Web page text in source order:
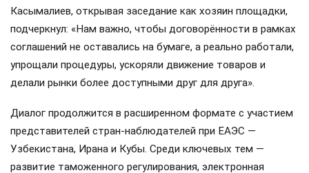
Касымалиев, открывая заседание как хозяин площадки,
подчеркнул: «Нам важно, чтобы договорённости в рамках
соглашений не оставались на бумаге, а реально работали,
упрощали процедуры, ускоряли движение товаров и
делали рынки более доступными друг для друга».
Диалог продолжится в расширенном формате с участием
представителей стран-наблюдателей при ЕАЭС —
Узбекистана, Ирана и Кубы. Среди ключевых тем —
развитие таможенного регулирования, электронная